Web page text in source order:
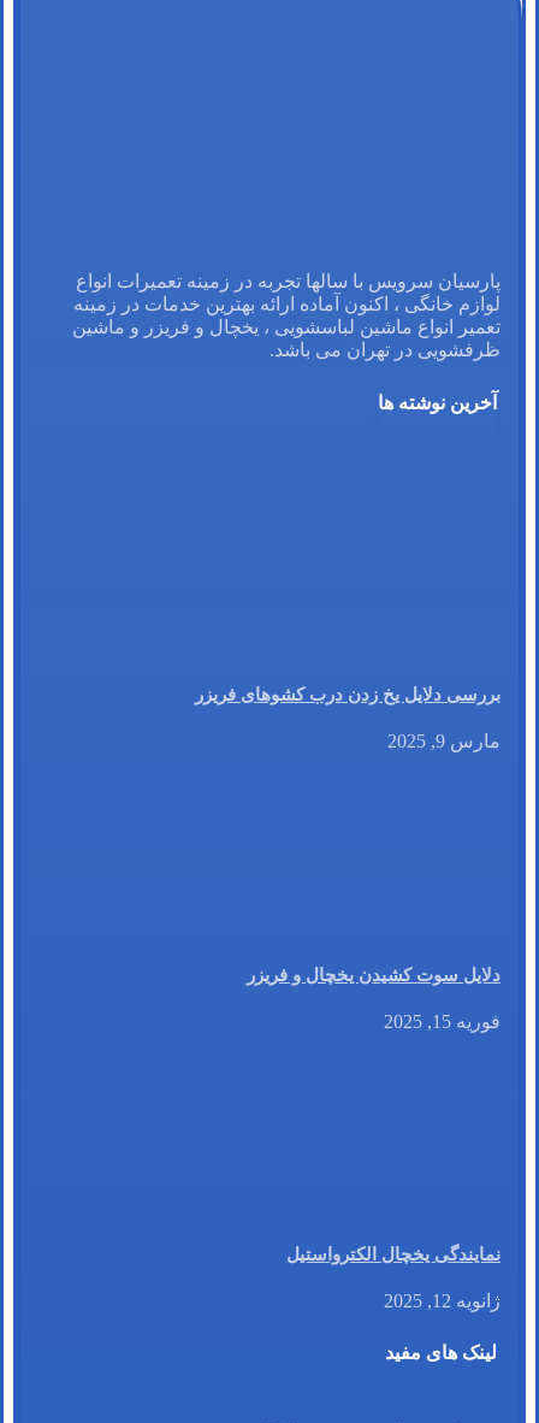
پارسیان سرویس با سالها تجربه در زمینه تعمیرات انواع
لوازم خانگی ، اکنون آماده ارائه بهترین خدمات در زمینه
تعمیر انواع ماشین لباسشویی ، یخچال و فریزر و ماشین
ظرفشویی در تهران می باشد.
آخرین نوشته ها
بررسی دلایل یخ زدن درب کشوهای فریزر
مارس 9, 2025
دلایل سوت کشیدن یخچال و فریزر
فوریه 15, 2025
نمایندگی یخچال الکترواستیل
ژانویه 12, 2025
لینک های مفید